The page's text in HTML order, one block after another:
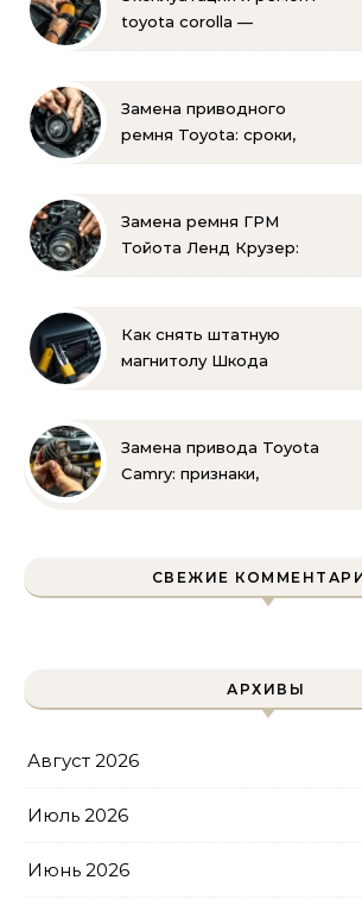
toyota corolla —
Замена приводного
ремня Toyota: сроки,
своими руками
Замена ремня ГРМ
Тойота Ленд Крузер:
Как снять штатную
магнитолу Шкода
руками
Замена привода Toyota
Camry: признаки,
СВЕЖИЕ
АРХИВЫ
Август 2026
Июль 2026
Июнь 2026